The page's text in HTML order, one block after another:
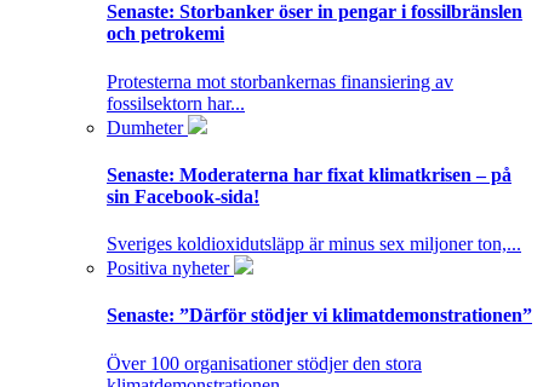
Senaste: Storbanker öser in pengar i fossilbränslen
och petrokemi
Protesterna mot storbankernas finansiering av
fossilsektorn har...
Dumheter
Senaste: Moderaterna har fixat klimatkrisen – på
sin Facebook-sida!
Sveriges koldioxidutsläpp är minus sex miljoner ton,...
Positiva nyheter
Senaste: ”Därför stödjer vi klimatdemonstrationen”
Över 100 organisationer stödjer den stora